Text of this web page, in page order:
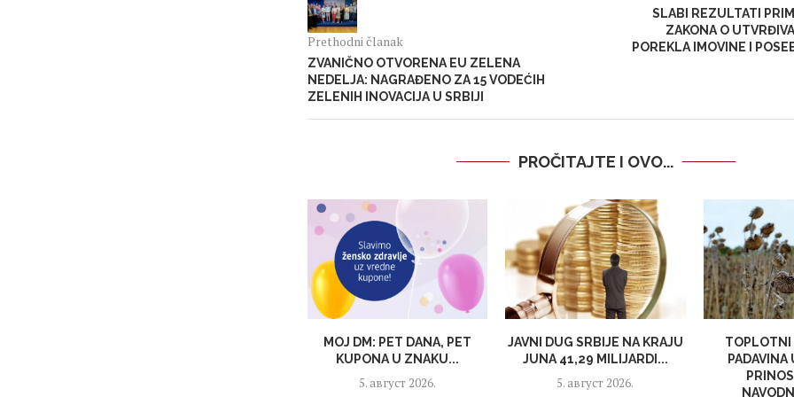
Prethodni članak
ZVANIČNO OTVORENA EU ZELENA
NEDELJA: NAGRAĐENO ZA 15 VODEĆIH
ZELENIH INOVACIJA U SRBIJI
SLABI REZULTATI
ZAKONA O
POREKLA IMOVINE I
PROČITAJTE I OVO...
MOJ DM: PET DANA, PET
KUPONA U ZNAKU...
5. август 2026.
JAVNI DUG SRBIJE NA KRAJU
JUNA 41,29 MILIJARDI...
5. август 2026.
TOPLOTNI
PADAVINA